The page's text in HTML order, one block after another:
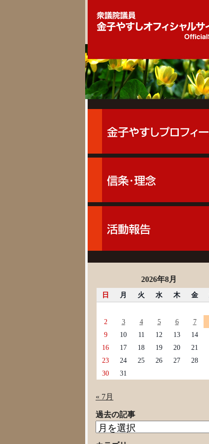
2026年8月
日 月 火 水 木 金
2
3 4 5 6 7
9
10 11 12 13 14
16
17 18 19 20 21
23
24 25 26 27 28
30
31
« 7月
過去の記事
過